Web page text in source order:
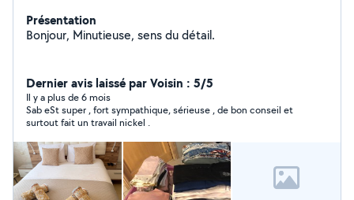
Présentation
Bonjour, Minutieuse, sens du détail.
Dernier avis laissé par Voisin : 5/5
Il y a plus de 6 mois
Sab eSt super , fort sympathique, sérieuse , de bon conseil et
surtout fait un travail nickel .